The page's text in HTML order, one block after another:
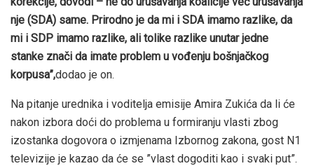
nje (SDA) same. Prirodno je da mi i SDA imamo razlike, da
mi i SDP imamo razlike, ali tolike razlike unutar jedne
stanke znači da imate problem u vođenju bošnjačkog
korpusa”,dodao je on.
Na pitanje urednika i voditelja emisije Amira Zukića da li će
nakon izbora doći do problema u formiranju vlasti zbog
izostanka dogovora o izmjenama Izbornog zakona, gost N1
televizije je kazao da će se ”vlast dogoditi kao i svaki put”.